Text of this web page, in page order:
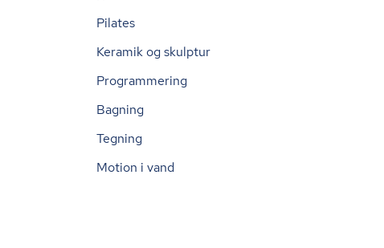
Pilates
Keramik og skulptur
Programmering
Bagning
Tegning
Motion i vand